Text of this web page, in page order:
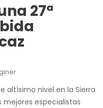
27ª
altísimo nivel en la Sierra
mejores especialistas